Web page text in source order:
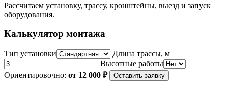
Рассчитаем установку, трассу, кронштейны, выезд и запуск
оборудования.
Калькулятор монтажа
Тип установки
Длина трассы, м
Высотные работы
Ориентировочно: от 12 000 ₽ Оставить заявку